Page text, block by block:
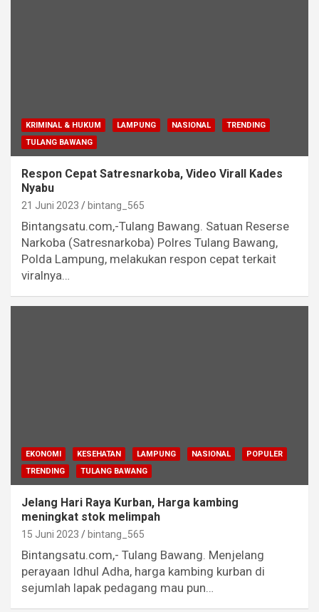
KRIMINAL & HUKUM LAMPUNG NASIONAL
TRENDING
TULANG BAWANG
Respon Cepat Satresnarkoba, Video Virall Kades
Nyabu
21 Juni 2023 bintang_565
Bintangsatu.com,-Tulang Bawang. Satuan Reserse
Narkoba (Satresnarkoba) Polres Tulang Bawang,
Polda Lampung, melakukan respon cepat terkait
viralnya…
EKONOMI KESEHATAN LAMPUNG NASIONAL
POPULER
TRENDING
TULANG BAWANG
Jelang Hari Raya Kurban, Harga kambing
meningkat stok melimpah
15 Juni 2023 bintang_565
Bintangsatu.com,- Tulang Bawang. Menjelang
perayaan Idhul Adha, harga kambing kurban di
sejumlah lapak pedagang mau pun…